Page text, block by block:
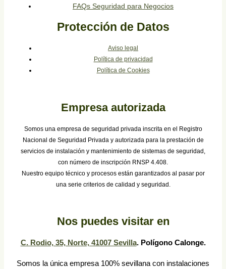
FAQs Seguridad para Negocios
Protección de Datos
Aviso legal
Política de privacidad
Política de Cookies
Empresa autorizada
Somos una empresa de seguridad privada inscrita en el Registro
Nacional de Seguridad Privada y autorizada para la prestación de
servicios de instalación y mantenimiento de sistemas de seguridad,
con número de inscripción RNSP 4.408.
Nuestro equipo técnico y procesos están garantizados al pasar por
una serie criterios de calidad y seguridad.
Nos puedes visitar en
C. Rodio, 35, Norte, 41007 Sevilla. Polígono Calonge.
Somos la única empresa 100% sevillana con instalaciones